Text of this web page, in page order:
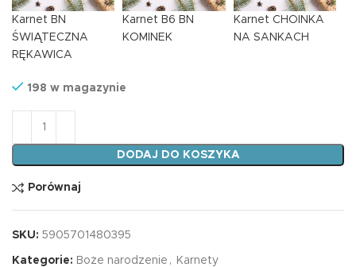
Karnet BN
ŚWIĄTECZNA
RĘKAWICA
Karnet B6 BN
KOMINEK
Karnet CHOINKA
NA SANKACH
198 w magazynie
DODAJ DO KOSZYKA
Porównaj
SKU: 5905701480395
Kategorie: Boże narodzenie , Karnety